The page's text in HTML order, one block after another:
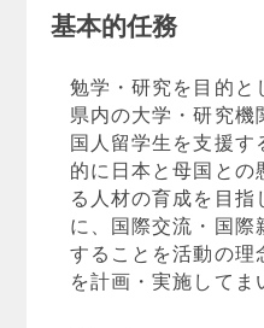
基本的任務
勉学・研究を目的と
県内の大学・研究機
国人留学生を支援す
的に日本と母国との
る人材の育成を目指
に、国際交流・国際
することを活動の理
を計画・実施してま